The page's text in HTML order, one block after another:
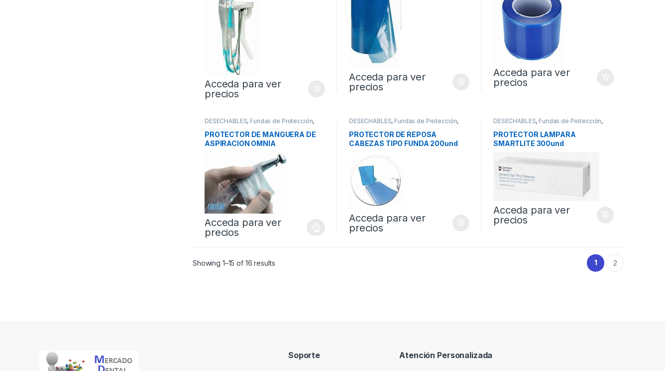
Acceda para ver
precios
Acceda para ver
precios
Acceda para ver
precios
DESECHABLES, Fundas de Protección,
PROTECTOR DE MANGUERA DE
ASPIRACION OMNIA
Acceda para ver
precios
DESECHABLES, Fundas de Protección,
PROTECTOR DE REPOSA
CABEZAS TIPO FUNDA 200und
Acceda para ver
precios
DESECHABLES, Fundas de Protección,
PROTECTOR LAMPARA
SMARTLITE 300und
Acceda para ver
precios
Showing 1–15 of 16 results 1 2
Soporte Atención Personalizada